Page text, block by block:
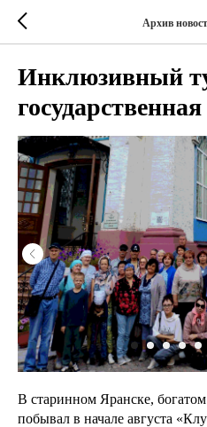
Архив
Инклюзивный
государственная
В старинном Яранске,
побывал в начале августа